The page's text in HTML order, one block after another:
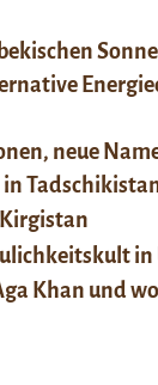
neue
in
Khan und